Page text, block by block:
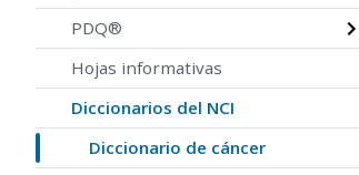
PDQ®
Hojas informativas
Diccionarios del NCI
Diccionario de cáncer